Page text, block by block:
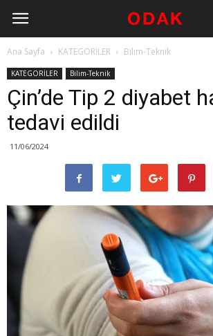
Ana Sayfa KATEGORİLER Bilim-Teknik
KATEGORİLER Bilim-Teknik
Çin’de Tip 2 diyabet
tedavi edildi
11/06/2024